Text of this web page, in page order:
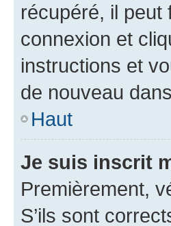
récupéré, il peut
connexion et
instructions et
de nouveau
Haut
Je suis inscrit
Premièrement,
S’ils sont